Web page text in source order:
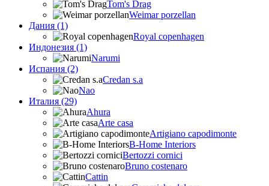
Tom's Drag
Weimar porzellan
Дания (1)
Royal copenhagen
Индонезия (1)
Narumi
Испания (2)
Credan s.a
Nao
Италия (29)
Ahura
Arte casa
Artigiano capodimonte
B-Home Interiors
Bertozzi cornici
Bruno costenaro
Cattin